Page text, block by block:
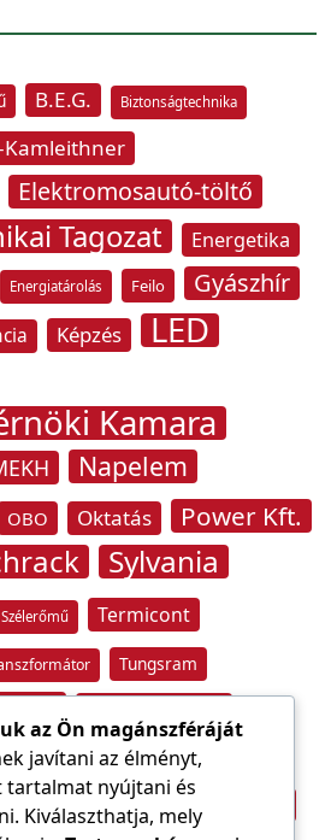
B.E.G. Biztonságtechnika
Kamleithner
Elektromosautó-töltő
Tagozat Energetika
Energiatárolás Feilo Gyászhír
Képzés LED
Kamara
Napelem
OBO Oktatás Power Kft.
Sylvania
Szélerőmű Termicont
Tungsram
Áramfogyasztás
az Ön magánszféráját
javítani az élményt,
tartalmat nyújtani és
Kiválaszthatja, mely